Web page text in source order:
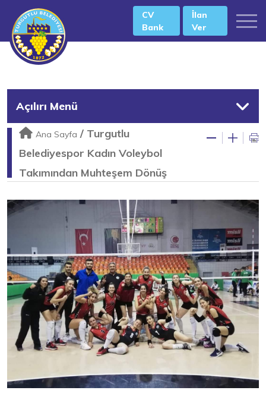
CV
Bank
İlan
Ver
Açılırı Menü
Ana Sayfa / Turgutlu
Belediyespor Kadın Voleybol
Takımından Muhteşem Dönüş